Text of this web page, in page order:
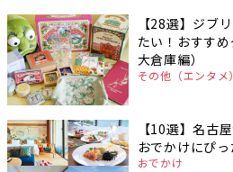
【28選】ジブ
たい！おすす
大倉庫編）
その他（エンタメ）
【10選】名古
おでかけにぴ
おでかけ